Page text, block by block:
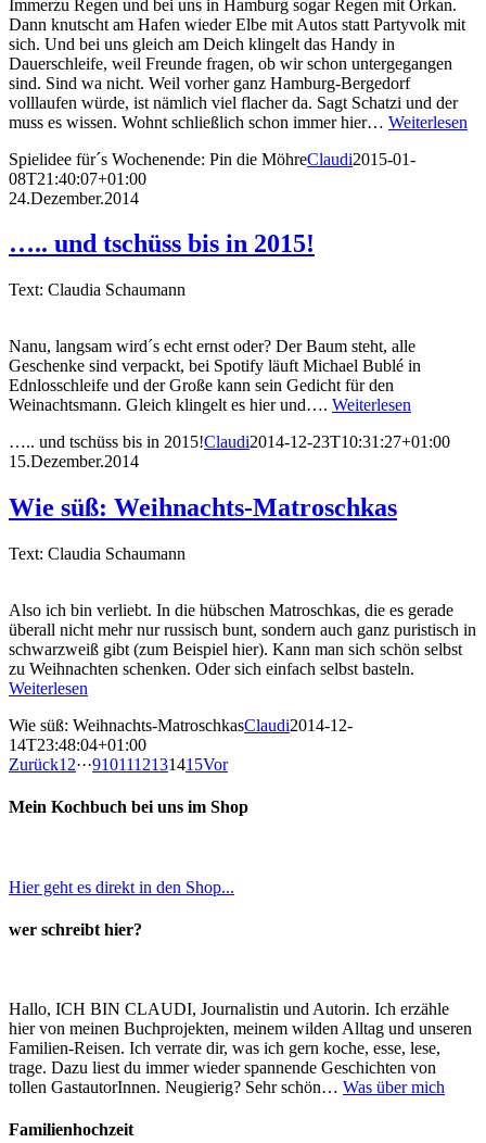
Immerzu Regen und bei uns in Hamburg sogar Regen mit Orkan.
Dann knutscht am Hafen wieder Elbe mit Autos statt Partyvolk mit
sich. Und bei uns gleich am Deich klingelt das Handy in
Dauerschleife, weil Freunde fragen, ob wir schon untergegangen
sind. Sind wa nicht. Weil vorher ganz Hamburg-Bergedorf
volllaufen würde, ist nämlich viel flacher da. Sagt Schatzi und der
muss es wissen. Wohnt schließlich schon immer hier… Weiterlesen
Spielidee für´s Wochenende: Pin die MöhreClaudi2015-01-
08T21:40:07+01:00
24.Dezember.2014
….. und tschüss bis in 2015!
Text: Claudia Schaumann
Nanu, langsam wird´s echt ernst oder? Der Baum steht, alle
Geschenke sind verpackt, bei Spotify läuft Michael Bublé in
Ednlosschleife und der Große kann sein Gedicht für den
Weinachtsmann. Gleich klingelt es hier und…. Weiterlesen
….. und tschüss bis in 2015!Claudi2014-12-23T10:31:27+01:00
15.Dezember.2014
Wie süß: Weihnachts-Matroschkas
Text: Claudia Schaumann
Also ich bin verliebt. In die hübschen Matroschkas, die es gerade
überall nicht mehr nur russisch bunt, sondern auch ganz puristisch in
schwarzweiß gibt (zum Beispiel hier). Kann man sich schön selbst
zu Weihnachten schenken. Oder sich einfach selbst basteln.
Weiterlesen
Wie süß: Weihnachts-MatroschkasClaudi2014-12-
14T23:48:04+01:00
Zurück1 2···9101112131415Vor
Mein Kochbuch bei uns im Shop
Hier geht es direkt in den Shop...
wer schreibt hier?
Hallo, ICH BIN CLAUDI, Journalistin und Autorin. Ich erzähle
hier von meinen Buchprojekten, meinem wilden Alltag und unseren
Familien-Reisen. Ich verrate dir, was ich gern koche, esse, lese,
trage. Dazu liest du immer wieder spannende Geschichten von
tollen GastautorInnen. Neugierig? Sehr schön… Was über mich
Familienhochzeit